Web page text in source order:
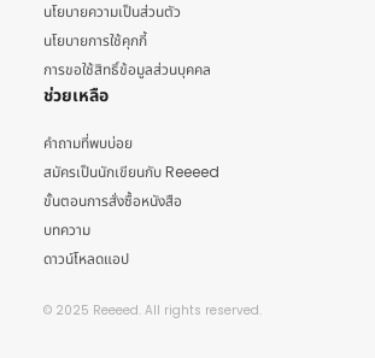
นโยบายความเป็นส่วนตัว
นโยบายการใช้คุกกี้
การขอใช้สิทธิ์ข้อมูลส่วนบุคคล
ช่วยเหลือ
คำถามที่พบบ่อย
สมัครเป็นนักเขียนกับ Reeeed
ขั้นตอนการสั่งซื้อหนังสือ
บทความ
ดาวน์โหลดแอป
© 2025 Reeeed. All rights reserved.